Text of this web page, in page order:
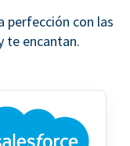
perfección con las
te encantan.